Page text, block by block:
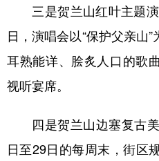
三是贺兰山红叶主题演
日，演唱会以“保护父亲山
耳熟能详、脍炙人口的歌
视听宴席。
四是贺兰山边塞复古美
日至29日的每周末，街区